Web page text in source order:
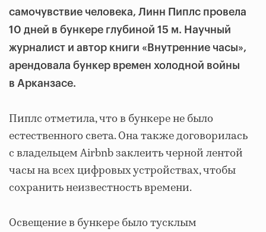
самочувствие человека, Линн Пиплс провела
10 дней в бункере глубиной 15 м. Научный
журналист и автор книги «Внутренние часы»,
арендовала бункер времен холодной войны
в Арканзасе.
Пиплс отметила, что в бункере не было
естественного света. Она также договорилась
с владельцем Airbnb заклеить черной лентой
часы на всех цифровых устройствах, чтобы
сохранить неизвестность времени.
Освещение в бункере было тусклым